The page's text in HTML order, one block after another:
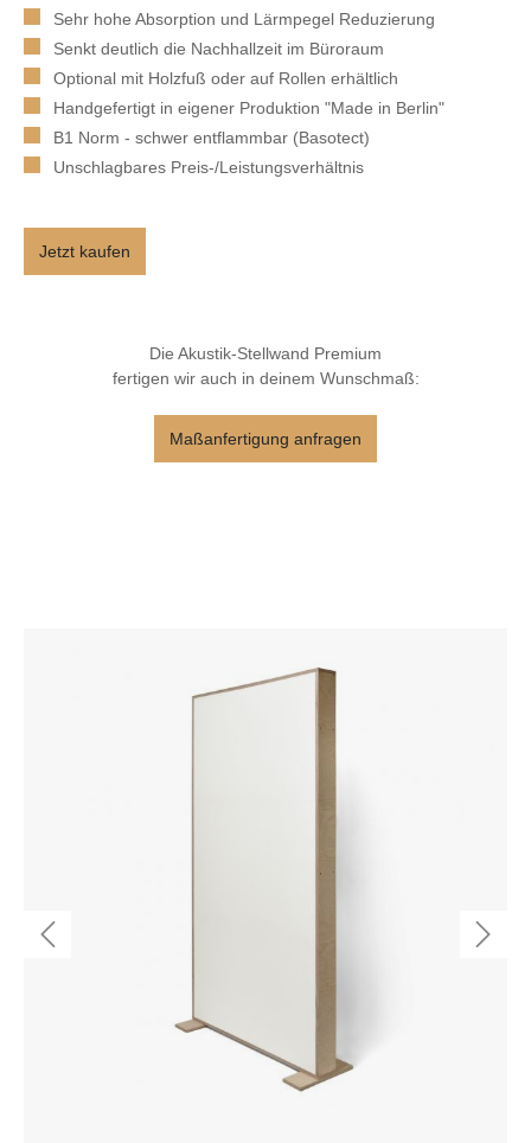
Sehr hohe Absorption und Lärmpegel Reduzierung
Senkt deutlich die Nachhallzeit im Büroraum
Optional mit Holzfuß oder auf Rollen erhältlich
Handgefertigt in eigener Produktion "Made in Berlin"
B1 Norm - schwer entflammbar (Basotect)
Unschlagbares Preis-/Leistungsverhältnis
Jetzt kaufen
Die Akustik-Stellwand Premium
fertigen wir auch in deinem Wunschmaß:
Maßanfertigung anfragen